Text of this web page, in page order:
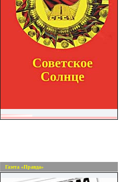
Газета «Правда»